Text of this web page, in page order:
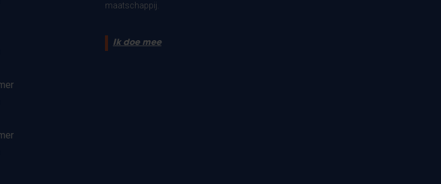
maatschappij.
Ik doe mee